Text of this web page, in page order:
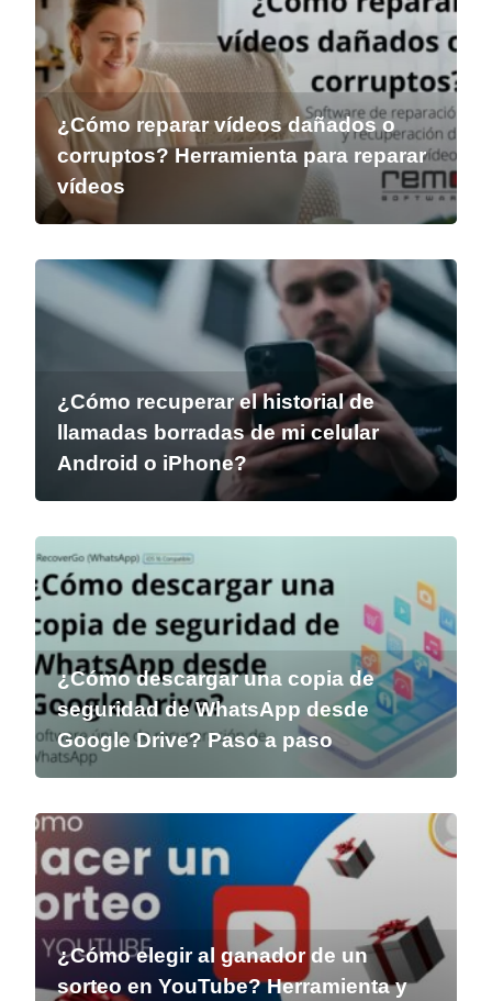
¿Cómo reparar vídeos dañados o
corruptos? Herramienta para reparar
vídeos
¿Cómo recuperar el historial de
llamadas borradas de mi celular
Android o iPhone?
¿Cómo descargar una copia de
seguridad de WhatsApp desde
Google Drive? Paso a paso
¿Cómo elegir al ganador de un
sorteo en YouTube? Herramienta y